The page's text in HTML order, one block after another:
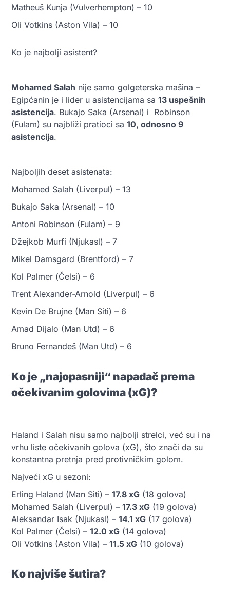
Matheuš Kunja (Vulverhempton) – 10
Oli Votkins (Aston Vila) – 10
Ko je najbolji asistent?
Mohamed Salah nije samo golgeterska mašina –
Egipćanin je i lider u asistencijama sa 13 uspešnih
asistencija. Bukajo Saka (Arsenal) i Robinson
(Fulam) su najbliži pratioci sa 10, odnosno 9
asistencija.
Najboljih deset asistenata:
Mohamed Salah (Liverpul) – 13
Bukajo Saka (Arsenal) – 10
Antoni Robinson (Fulam) – 9
Džejkob Murfi (Njukasl) – 7
Mikel Damsgard (Brentford) – 7
Kol Palmer (Čelsi) – 6
Trent Alexander-Arnold (Liverpul) – 6
Kevin De Brujne (Man Siti) – 6
Amad Dijalo (Man Utd) – 6
Bruno Fernandeš (Man Utd) – 6
Ko je „najopasniji“ napadač prema
očekivanim golovima (xG)?
Haland i Salah nisu samo najbolji strelci, već su i na
vrhu liste očekivanih golova (xG), što znači da su
konstantna pretnja pred protivničkim golom.
Najveći xG u sezoni:
Erling Haland (Man Siti) – 17.8 xG (18 golova)
Mohamed Salah (Liverpul) – 17.3 xG (19 golova)
Aleksandar Isak (Njukasl) – 14.1 xG (17 golova)
Kol Palmer (Čelsi) – 12.0 xG (14 golova)
Oli Votkins (Aston Vila) – 11.5 xG (10 golova)
Ko najviše šutira?